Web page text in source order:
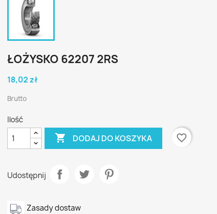
ŁOŻYSKO 62207 2RS
18,02 zł
Brutto
Ilość
 DODAJ DO KOSZYKA favorite_border
Udostępnij
Zasady dostaw